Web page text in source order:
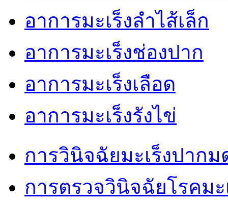
อาการมะเร็งลำไส้เล็ก
อาการมะเร็งช่องปาก
อาการมะเร็งเลือด
อาการมะเร็งรังไข่
การวินิจฉัยมะเร็งปากม
การตรวจวินิจฉัยโรคมะ